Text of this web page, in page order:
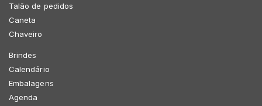
Talão de pedidos
Caneta
Chaveiro
Brindes
Calendário
Embalagens
Agenda